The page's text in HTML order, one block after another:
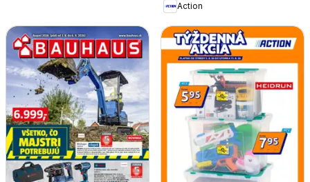
Action